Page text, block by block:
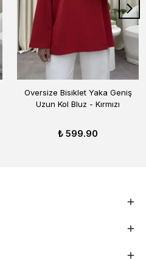
Oversize Bisiklet Yaka Geniş
Uzun Kol Bluz - Kırmızı
₺ 599.90